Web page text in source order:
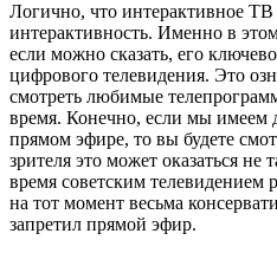
Логично, что интерактивное
интерактивность. Именно в
если можно сказать, его
цифрового телевидения. Это
смотреть любимые
время. Конечно, если мы имеем
прямом эфире, то вы будете
зрителя это может оказаться
время советским телевидением
на тот момент весьма
запретил прямой эфир.